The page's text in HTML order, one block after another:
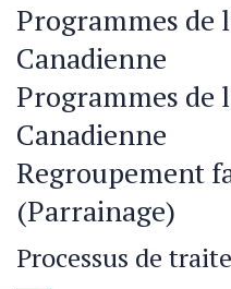
Programmes de
Canadienne
Programmes de
Canadienne
Regroupement
(Parrainage)
Processus de